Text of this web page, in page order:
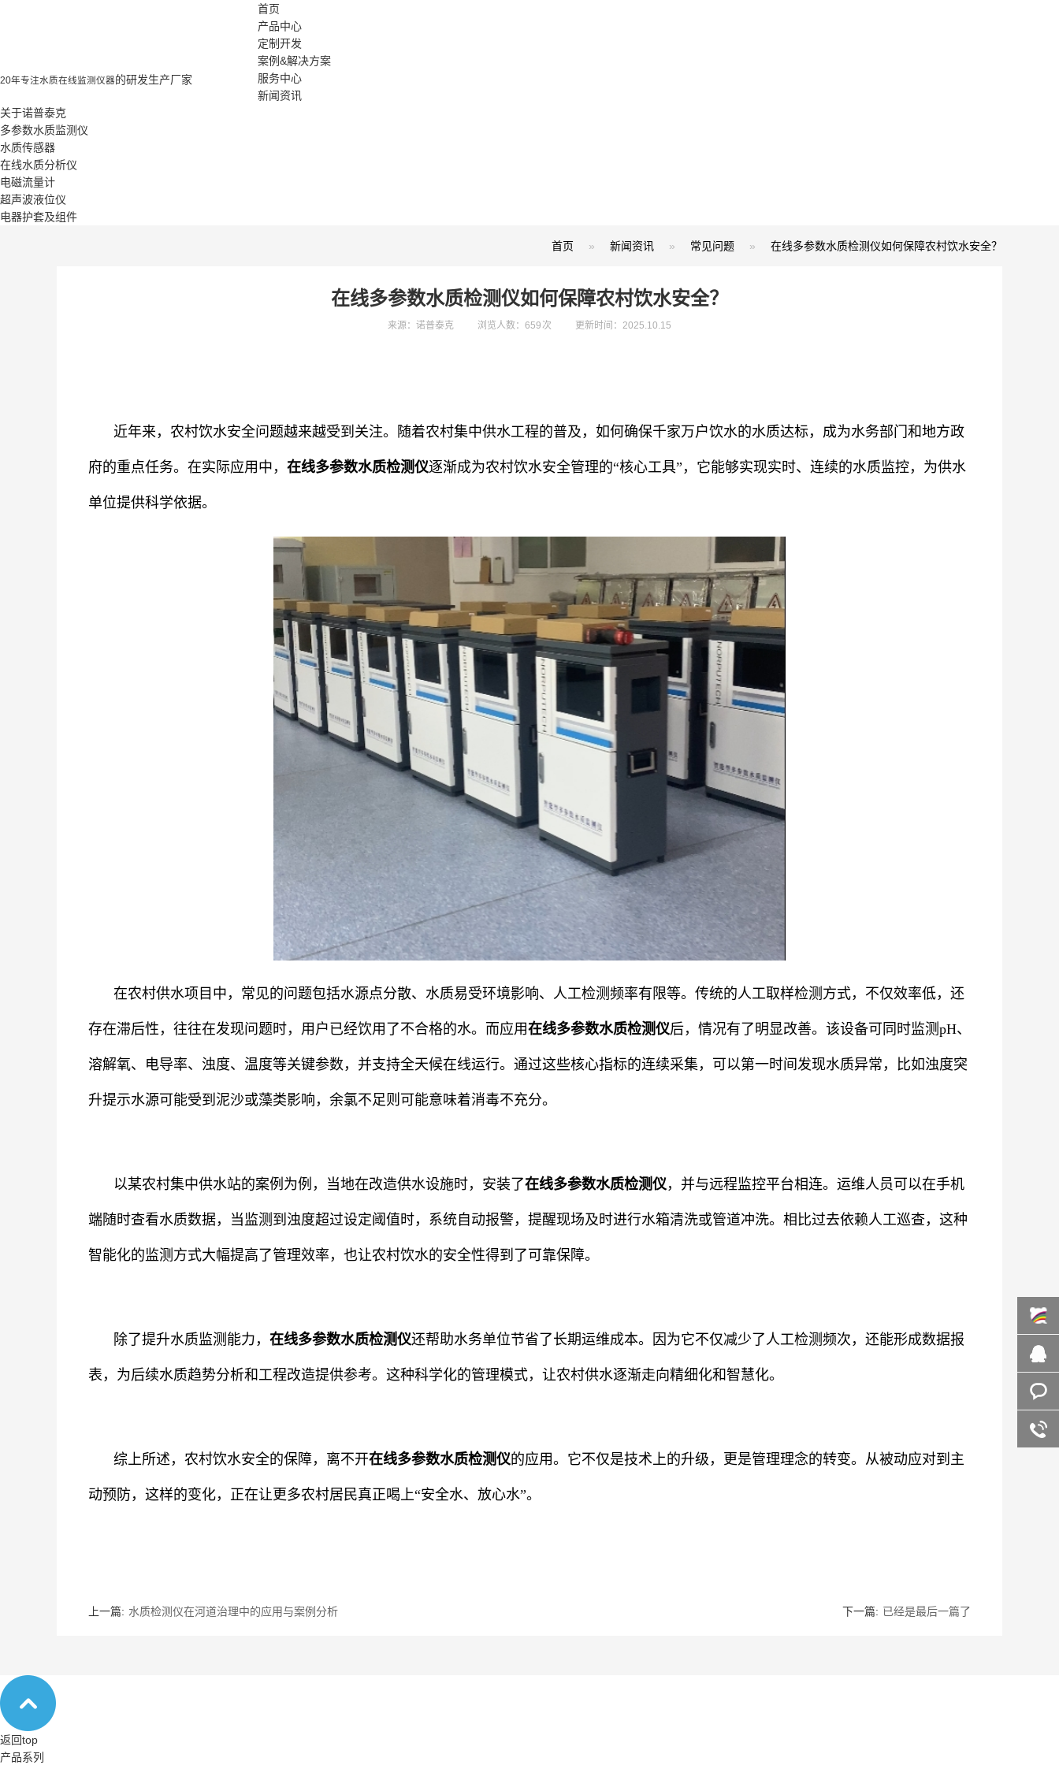
20年专注水质在线监测仪器的研发生产厂家
首页
产品中心
定制开发
案例&解决方案
服务中心
新闻资讯
关于诺普泰克
多参数水质监测仪
水质传感器
在线水质分析仪
电磁流量计
超声波液位仪
电器护套及组件
首页 » 新闻资讯 » 常见问题 » 在线多参数水质检测仪如何保障农村饮水安全？
在线多参数水质检测仪如何保障农村饮水安全？
来源：诺普泰克 浏览人数：659 次 更新时间：2025.10.15
近年来，农村饮水安全问题越来越受到关注。随着农村集中供水工程的普及，如何确保千家万户饮水的水质达标，成为水务部门和地方政
府的重点任务。在实际应用中， 在线多参数水质检测仪逐渐成为农村饮水安全管理的“核心工具” ，它能够实现实时、连续的水质监控，为供水
单位提供科学依据。
在农村供水项目中，常见的问题包括水源点分散、水质易受环境影响、人工检测频率有限等。传统的人工取样检测方式，不仅效率低，还
存在滞后性，往往在发现问题时，用户已经饮用了不合格的水。而应用在线多参数水质检测仪后，情况有了明显改善。该设备可同时监测pH、
溶解氧、电导率、浊度、温度等关键参数，并支持全天候在线运行。通过这些核心指标的连续采集，可以第一时间发现水质异常，比如浊度突
升提示水源可能受到泥沙或藻类影响，余氯不足则可能意味着消毒不充分。
以某农村集中供水站的案例为例，当地在改造供水设施时，安装了在线多参数水质检测仪，并与远程监控平台相连。运维人员可以在手机
端随时查看水质数据，当监测到浊度超过设定阈值时，系统自动报警，提醒现场及时进行水箱清洗或管道冲洗。相比过去依赖人工巡查，这种
智能化的监测方式大幅提高了管理效率，也让农村饮水的安全性得到了可靠保障。
除了提升水质监测能力， 在线多参数水质检测仪还帮助水务单位节省了长期运维成本。因为它不仅减少了人工检测频次，还能形成数据报
表，为后续水质趋势分析和工程改造提供参考。这种科学化的管理模式，让农村供水逐渐走向精细化和智慧化。
综上所述，农村饮水安全的保障，离不开在线多参数水质检测仪的应用。它不仅是技术上的升级，更是管理理念的转变。从被动应对到主
动预防，这样的变化，正在让更多农村居民真正喝上“安全水、放心水”。
上一篇: 水质检测仪在河道治理中的应用与案例分析 下一篇: 已经是最后一篇了
返回top
产品系列
在线咨
客服咨
售后客